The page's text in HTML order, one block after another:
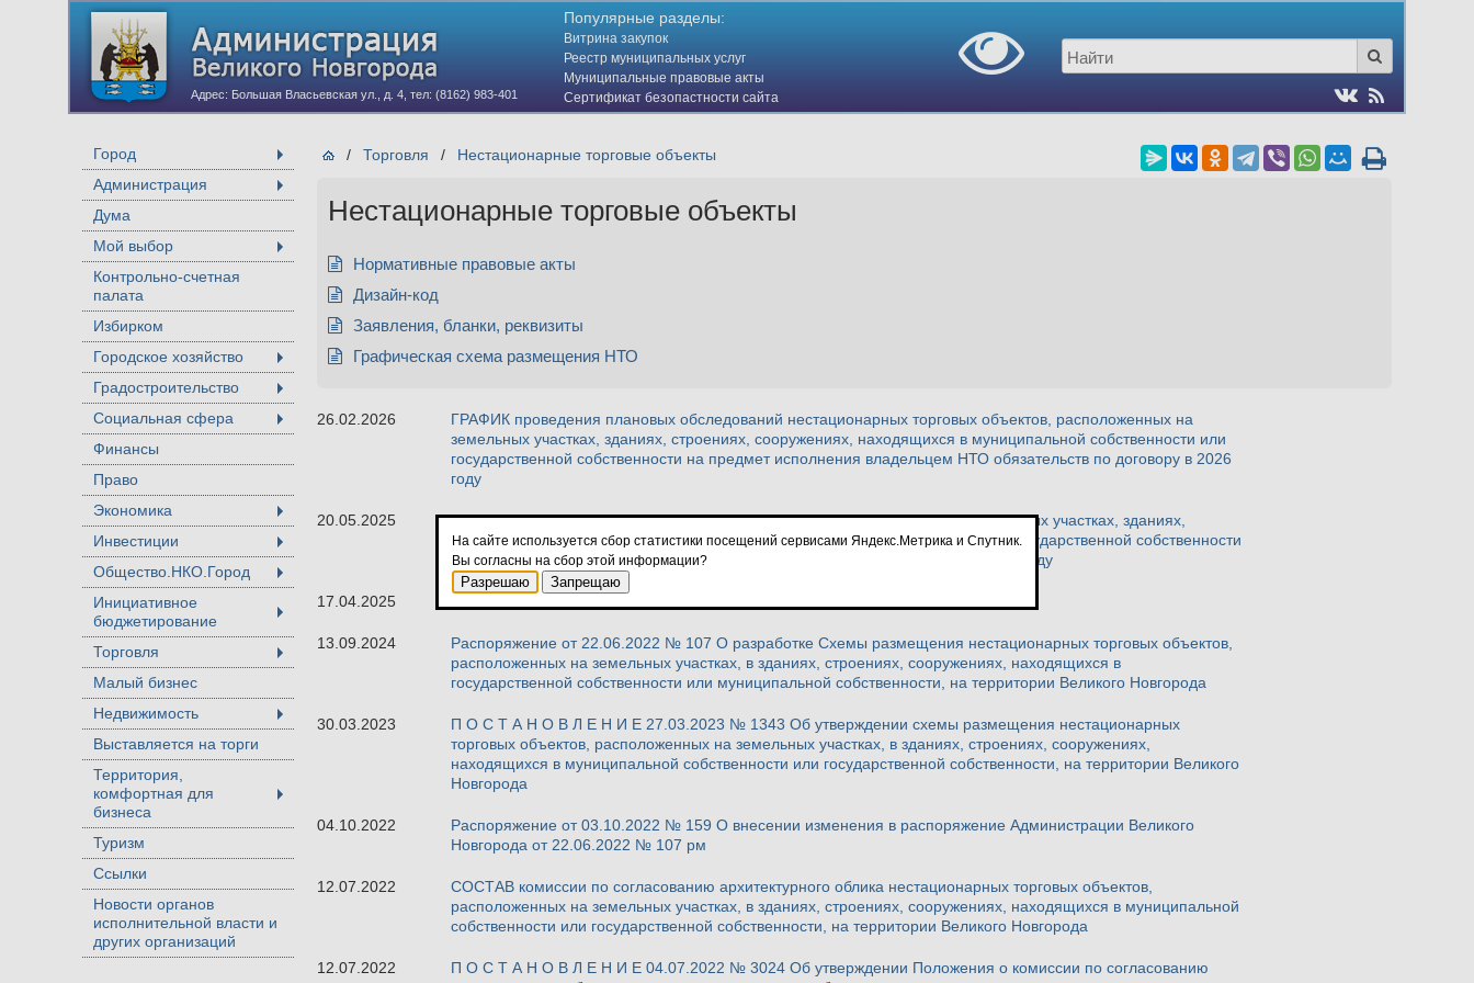
Адрес: Большая Власьевская ул., д. 4, тел: (8162) 983-401
Популярные разделы:
Витрина закупок
Реестр муниципальных услуг
Муниципальные правовые акты
Сертификат безопастности сайта
(HTTPS)
Город
Администрация
Дума
Мой выбор
Контрольно-счетная
палата
Избирком
Городское хозяйство
Градостроительство
Социальная сфера
Финансы
Право
Экономика
Инвестиции
Общество.НКО.Город
Инициативное
бюджетирование
Торговля
Малый бизнес
Недвижимость
Выставляется на торги
Территория,
комфортная для
бизнеса
Туризм
Ссылки
Новости органов
исполнительной власти и
других организаций
/ Торговля / Нестационарные торговые объекты
Нестационарные торговые объекты
Нормативные правовые акты
Дизайн-код
Заявления, бланки, реквизиты
Графическая схема размещения НТО
26.02.2026
ГРАФИК проведения плановых обследований нестационарных торговых объектов, расположенных на
земельных участках, зданиях, строениях, сооружениях, находящихся в муниципальной собственности или
государственной собственности на предмет исполнения владельцем НТО обязательств по договору в 2026
году
20.05.2025
ГРАФИК проведения плановых обследований НТО, расположенных на земельных участках, зданиях,
строениях, сооружениях, находящихся в муниципальной собственности или государственной собственности
на предмет использования владельцем НТО обязательств по договору в 2025 году
17.04.2025
13.09.2024
Распоряжение от 22.06.2022 № 107 О разработке Схемы размещения нестационарных торговых объектов,
расположенных на земельных участках, в зданиях, строениях, сооружениях, находящихся в
государственной собственности или муниципальной собственности, на территории Великого Новгорода
30.03.2023
П О С Т А Н О В Л Е Н И Е 27.03.2023 № 1343 Об утверждении схемы размещения нестационарных
торговых объектов, расположенных на земельных участках, в зданиях, строениях, сооружениях,
находящихся в муниципальной собственности или государственной собственности, на территории Великого
Новгорода
04.10.2022
Распоряжение от 03.10.2022 № 159 О внесении изменения в распоряжение Администрации Великого
Новгорода от 22.06.2022 № 107 рм
12.07.2022
СОСТАВ комиссии по согласованию архитектурного облика нестационарных торговых объектов,
расположенных на земельных участках, в зданиях, строениях, сооружениях, находящихся в муниципальной
собственности или государственной собственности, на территории Великого Новгорода
12.07.2022
П О С Т А Н О В Л Е Н И Е 04.07.2022 № 3024 Об утверждении Положения о комиссии по согласованию
На сайте используется сбор статистики посещений сервисами Яндекс.Метрика и Спутник.
Вы согласны на сбор этой информации?
Разрешаю Запрещаю